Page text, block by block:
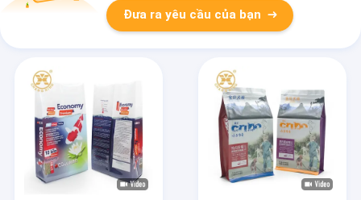
Đưa ra yêu cầu của bạn